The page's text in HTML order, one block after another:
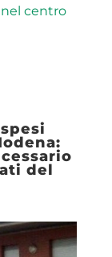
nel centro
del